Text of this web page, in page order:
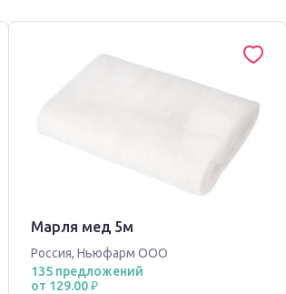
Марля мед 5м
Россия, Ньюфарм ООО
135 предложений
от 129.00 ₽